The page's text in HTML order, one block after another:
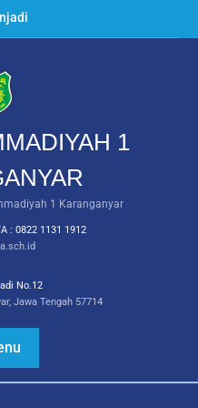
1
1 Karanganyar
: 0822 1131 1912
No.12
Jawa Tengah 57714